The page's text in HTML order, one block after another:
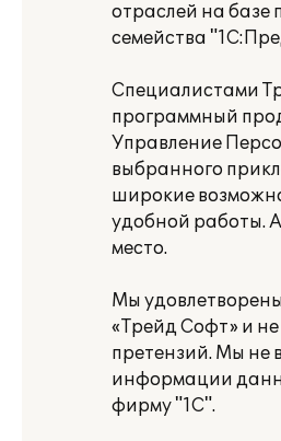
отраслей на базе
семейства
Специалистами
программный
Управление
выбранного
широкие
удобной работы.
место.
Мы
«Трейд Софт» и
претензий. Мы не
информации
фирму "1С".